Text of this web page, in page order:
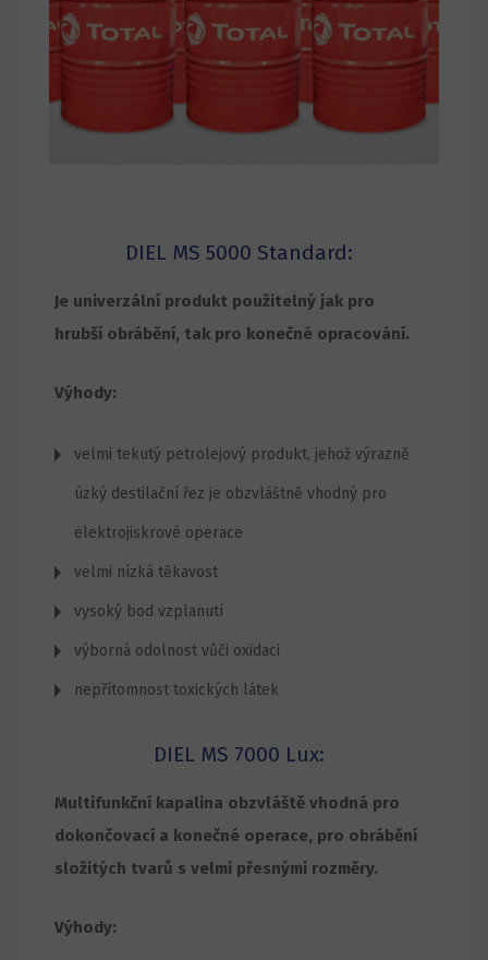
DIEL MS 5000 Standard:
Je univerzální produkt použitelný jak pro
hrubší obrábění, tak pro konečné opracování.
Výhody:
velmi tekutý petrolejový produkt, jehož výrazně
úzký destilační řez je obzvláštně vhodný pro
elektrojiskrové operace
velmi nízká těkavost
vysoký bod vzplanutí
výborná odolnost vůči oxidaci
nepřítomnost toxických látek
DIEL MS 7000 Lux:
Multifunkční kapalina obzvláště vhodná pro
dokončovací a konečné operace, pro obrábění
složitých tvarů s velmi přesnými rozměry.
Výhody: